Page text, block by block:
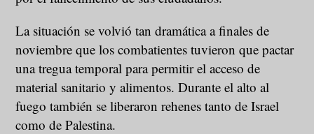
La situación se volvió tan dramática a finales de
noviembre que los combatientes tuvieron que pactar
una tregua temporal para permitir el acceso de
material sanitario y alimentos. Durante el alto al
fuego también se liberaron rehenes tanto de Israel
como de Palestina.